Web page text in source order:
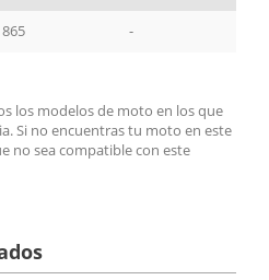
-
los modelos de moto en los que
Si no encuentras tu moto en este
no sea compatible con este